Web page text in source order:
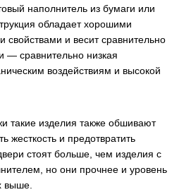
наполнитель из бумаги или
обладает хорошими
свойствами и весит сравнительно
— сравнительно низкая
воздействиям и высокой
такие изделия также обшивают
жесткость и предотвратить
стоят больше, чем изделия с
но они прочнее и уровень
выше.